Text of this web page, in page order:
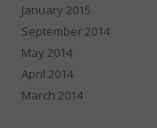
January 2015
September 2014
May 2014
April 2014
March 2014